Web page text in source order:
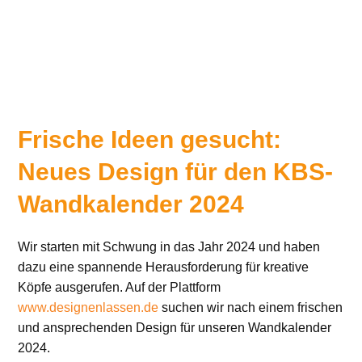
Frische Ideen gesucht:
Neues Design für den KBS-
Wandkalender 2024
Wir starten mit Schwung in das Jahr 2024 und haben
dazu eine spannende Herausforderung für kreative
Köpfe ausgerufen. Auf der Plattform
www.designenlassen.de suchen wir nach einem frischen
und ansprechenden Design für unseren Wandkalender
2024.